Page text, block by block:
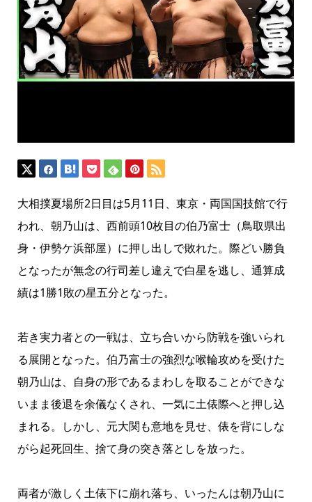
大相撲夏場所2日目は5月11日、東京・両国国技館で行
われ、朝乃山は、西前頭10枚目の伯乃富士（鳥取県出
身・伊勢ケ浜部屋）に押し出しで敗れた。際どい勝負
となったが無念の行司差し違えで白星を逃し、通算成
績は1勝1敗の星五分となった。
若き実力者との一戦は、立ち合いから防戦を強いられ
る展開となった。伯乃富士の強烈な喉輪攻めを受けた
朝乃山は、自身の形であるまわしを取ることができな
いまま後退を余儀なくされ、一気に土俵際へと押し込
まれる。しかし、元大関も意地を見せ、俵を背にしな
がら起死回生、捨て身の突き落としを放った。
両者が激しく土俵下に崩れ落ち、いったんは朝乃山に